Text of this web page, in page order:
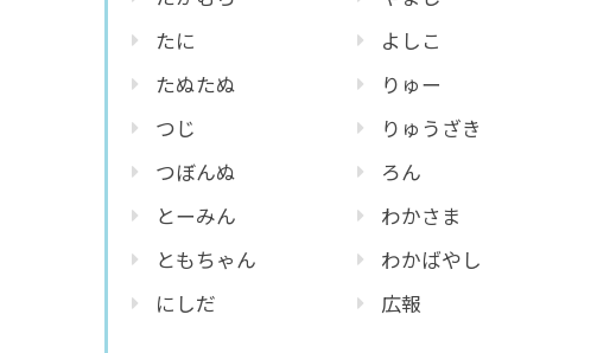
たに
たぬたぬ
つじ
つぼんぬ
とーみん
ともちゃん
にしだ
よしこ
りゅー
りゅうざき
ろん
わかさま
わかばやし
広報